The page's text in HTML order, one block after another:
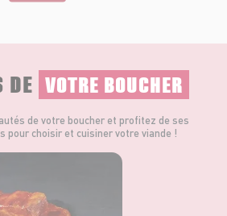
DE VOTRE BOUCHER
de votre boucher et profitez de ses
pour choisir et cuisiner votre viande !